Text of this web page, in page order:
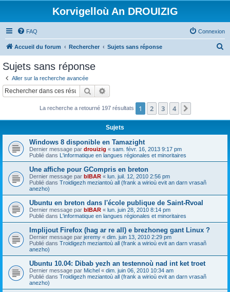
Korvigelloù An DROUIZIG
FAQ Connexion
Accueil du forum Rechercher Sujets sans réponse
c
Sujets sans réponse
Aller sur la recherche avancée
Rechercher
La recherche a retourné 197 résultats 1 2 3 4
Sujets
Windows 8 disponible en Tamazight
Dernier message par drouizig « sam. févr. 16, 2013 9:17 pm
Publié dans L'informatique en langues régionales et minoritaires
Une affiche pour GCompris en breton
Dernier message par bIBAR « lun. juil. 12, 2010 2:56 pm
Publié dans Troidigezh meziantoù all (frank a wirioù evit an darn vrasañ
anezho)
Ubuntu en breton dans l'école publique de Saint-Rvoal
Dernier message par bIBAR « lun. juin 28, 2010 8:14 pm
Publié dans L'informatique en langues régionales et minoritaires
Implijout Firefox (hag ar re all) e brezhoneg gant Linux ?
Dernier message par jeremy « dim. juin 13, 2010 2:29 pm
Publié dans Troidigezh meziantoù all (frank a wirioù evit an darn vrasañ
anezho)
Ubuntu 10.04: Dibab yezh an testennoù nad int ket troet
Dernier message par Michel « dim. juin 06, 2010 10:34 am
Publié dans Troidigezh meziantoù all (frank a wirioù evit an darn vrasañ
anezho)